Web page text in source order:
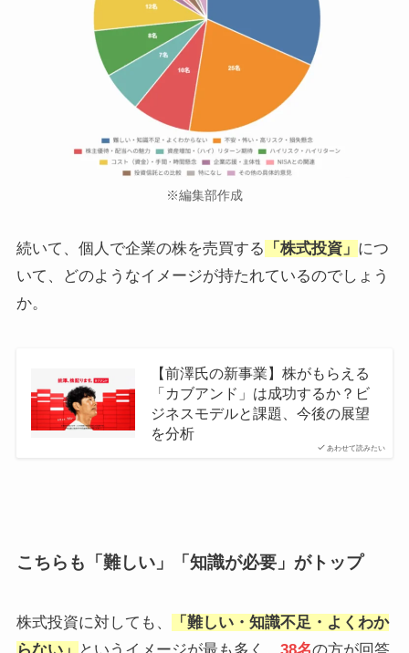
※編集部作成
続いて、個人で企業の株を売買する 「株式投資」 につ
いて、どのようなイメージが持たれているのでしょう
か。
あわせて読みたい
【前澤氏の新事業】株がもらえる
「カブアンド」は成功するか？ビ
ジネスモデルと課題、今後の展望
を分析
こちらも「難しい」「知識が必要」がトップ
株式投資に対しても、
「難しい・知識不足・よくわか